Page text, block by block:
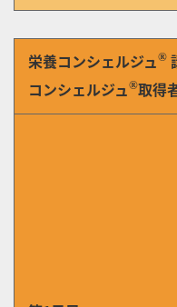
栄養コンシェルジュ®︎
コンシェルジュ®︎取得